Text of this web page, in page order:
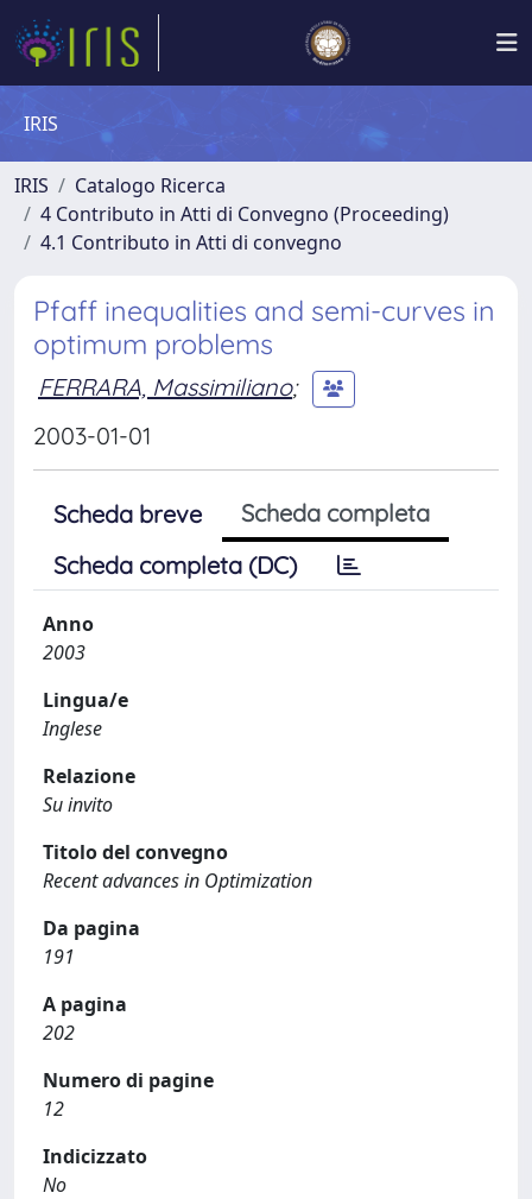
IRIS
IRIS
Catalogo Ricerca
4 Contributo in Atti di Convegno (Proceeding)
4.1 Contributo in Atti di convegno
Pfaff inequalities and semi-curves in
optimum problems
FERRARA, Massimiliano;
2003-01-01
Scheda breve
Scheda completa
Scheda completa (DC)
Anno
2003
Lingua/e
Inglese
Relazione
Su invito
Titolo del convegno
Recent advances in Optimization
Da pagina
191
A pagina
202
Numero di pagine
12
Indicizzato
No